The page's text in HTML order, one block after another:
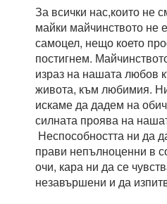
За всички нас,които не
майки майчинството не
самоцел, нещо което
постигнем.
израз на нашата любов
живота, към любимия.
искаме да дадем на
силната проява на
Неспособността ни да
прави непълноценни в
очи, кара ни да се
незавършени и да